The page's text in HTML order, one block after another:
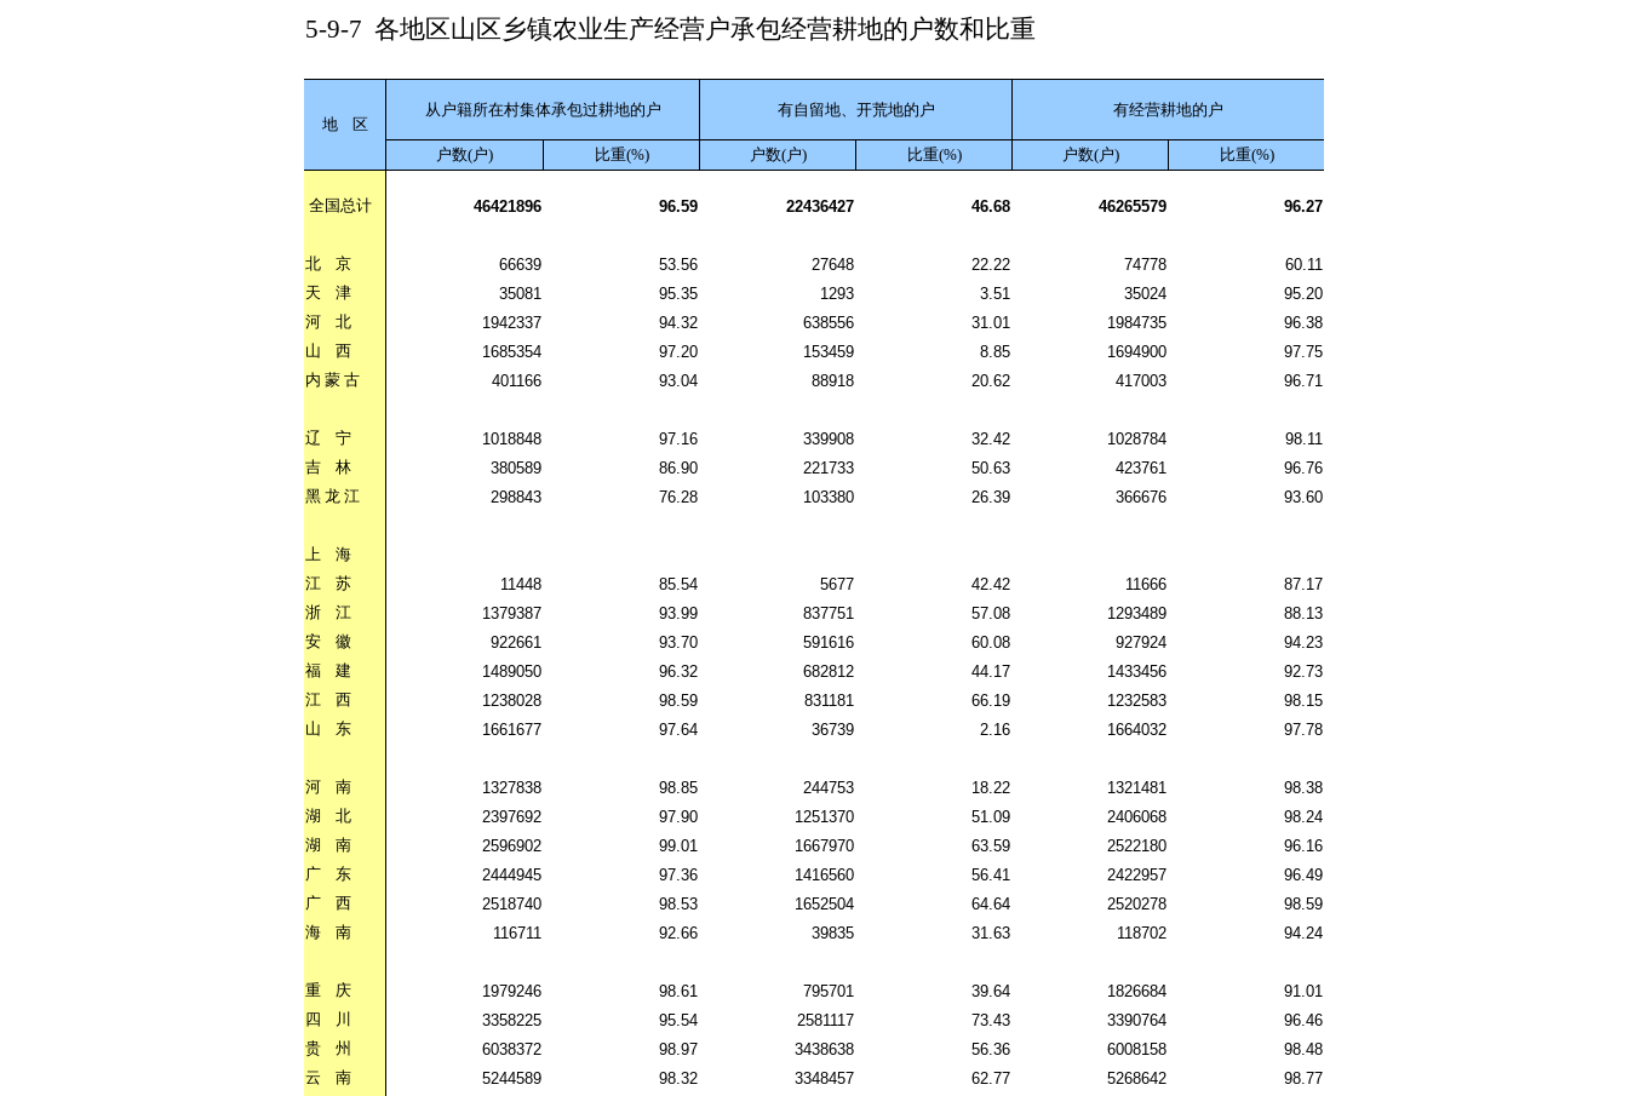
5-9-7 各地区山区乡镇农业生产经营户承包经营耕地的户数和比重
地 区
从户籍所在村集体承包过耕地的户 有自留地、开荒地的户 有经营耕地的户
户数(户) 比重(%) 户数(户) 比重(%) 户数(户) 比重(%)
全国总计 46421896 96.59 22436427 46.68 46265579 96.27
北 京 66639 53.56 27648 22.22 74778
60.11
天
津 35081 95.35 1293 3.51 35024
95.20
河
北 1942337 94.32 638556 31.01 1984735
96.38
山
西 1685354 97.20 153459 8.85 1694900
97.75
内 蒙 古 401166 93.04 88918 20.62 417003 96.71
辽 宁 1018848 97.16 339908 32.42 1028784
98.11
吉
林 380589 86.90 221733 50.63 423761
96.76
黑 龙 江 298843 76.28 103380 26.39 366676 93.60
上
海
江
苏 11448 85.54 5677 42.42 11666
87.17
浙
江 1379387 93.99 837751 57.08 1293489
88.13
安
徽 922661 93.70 591616 60.08 927924
94.23
福
建 1489050 96.32 682812 44.17 1433456
92.73
江
西 1238028 98.59 831181 66.19 1232583
98.15
山
东 1661677 97.64 36739 2.16 1664032 97.78
河 南 1327838 98.85 244753 18.22 1321481
98.38
湖
北 2397692 97.90 1251370 51.09 2406068
98.24
湖
南 2596902 99.01 1667970 63.59 2522180
96.16
广
东 2444945 97.36 1416560 56.41 2422957
96.49
广
西 2518740 98.53 1652504 64.64 2520278
98.59
海
南 116711 92.66 39835 31.63 118702 94.24
重 庆 1979246 98.61 795701 39.64 1826684
91.01
四
川 3358225 95.54 2581117 73.43 3390764
96.46
贵
州 6038372 98.97 3438638 56.36 6008158
98.48
云
南 5244589 98.32 3348457 62.77 5268642
98.77